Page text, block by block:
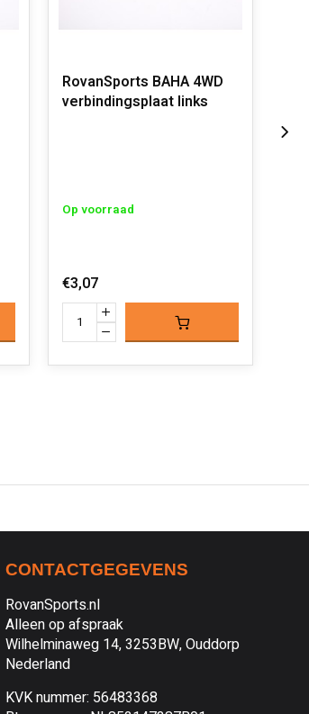
RovanSports BAHA 4WD
verbindingsplaat links
Op voorraad
€3,07
CONTACTGEGEVENS
RovanSports.nl
Alleen op afspraak
Wilhelminaweg 14, 3253BW, Ouddorp
Nederland
KVK nummer: 56483368